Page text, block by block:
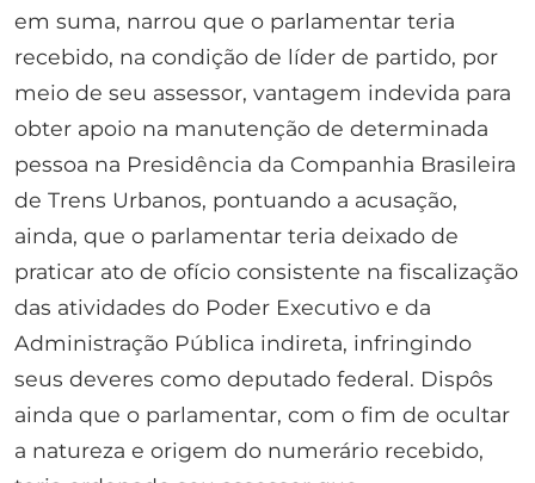
em suma, narrou que o parlamentar teria
recebido, na condição de líder de partido, por
meio de seu assessor, vantagem indevida para
obter apoio na manutenção de determinada
pessoa na Presidência da Companhia Brasileira
de Trens Urbanos, pontuando a acusação,
ainda, que o parlamentar teria deixado de
praticar ato de ofício consistente na fiscalização
das atividades do Poder Executivo e da
Administração Pública indireta, infringindo
seus deveres como deputado federal. Dispôs
ainda que o parlamentar, com o fim de ocultar
a natureza e origem do numerário recebido,